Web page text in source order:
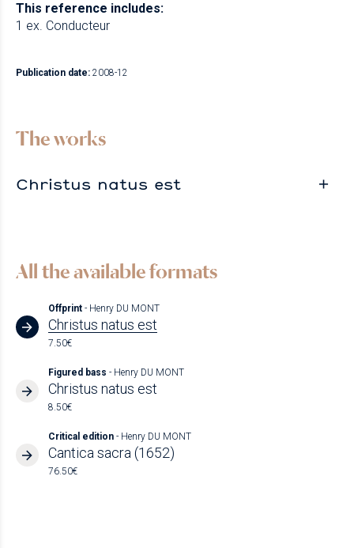
This reference includes:
1 ex. Conducteur
Publication date: 2008-12
The works
Christus natus est
All the available formats
Offprint - Henry DU MONT
Christus natus est
7.50€
Figured bass - Henry DU MONT
Christus natus est
8.50€
Critical edition - Henry DU MONT
Cantica sacra (1652)
76.50€